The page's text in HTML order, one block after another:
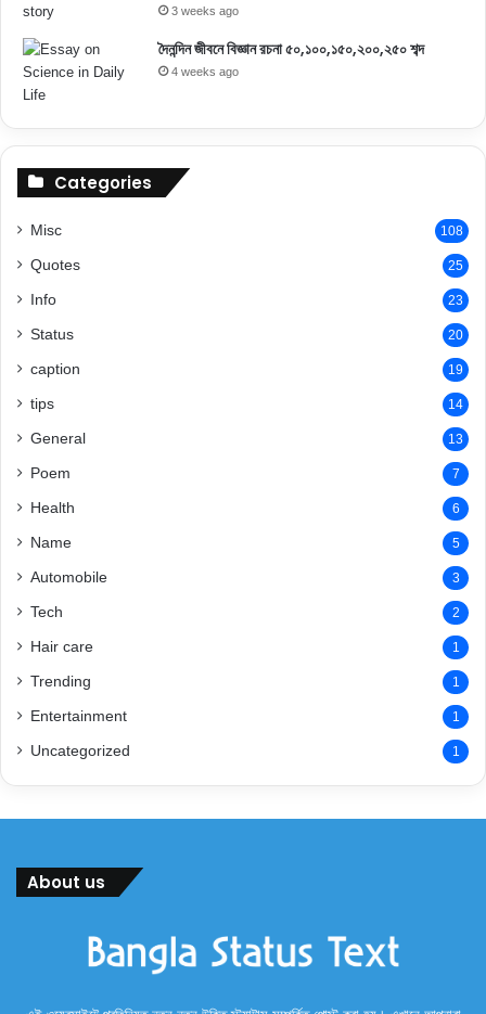
3 weeks ago
দৈনন্দিন জীবনে বিজ্ঞান রচনা ৫০,১০০,১৫০,২০০,২৫০ শব্দ
4 weeks ago
Categories
Misc 108
Quotes 25
Info 23
Status 20
caption 19
tips 14
General 13
Poem 7
Health 6
Name 5
Automobile 3
Tech 2
Hair care 1
Trending 1
Entertainment 1
Uncategorized 1
About us